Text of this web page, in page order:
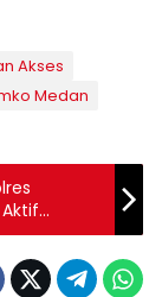
Akses
Medan